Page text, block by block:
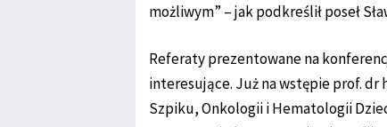
możliwym” – jak podkreślił poseł
Referaty prezentowane na
interesujące. Już na wstępie prof.
Szpiku, Onkologii i Hematologii